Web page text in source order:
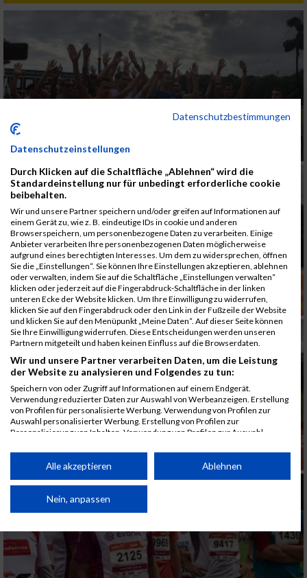
Datenschutzbestimmungen
Datenschutzeinstellungen
Durch Klicken auf die Schaltfläche „Ablehnen“ wird die
Standardeinstellung nur für unbedingt erforderliche cookie
beibehalten.
Wir und unsere Partner speichern und/oder greifen auf Informationen auf
einem Gerät zu, wie z. B. eindeutige IDs in cookie und anderen
Browserspeichern, um personenbezogene Daten zu verarbeiten. Einige
Anbieter verarbeiten Ihre personenbezogenen Daten möglicherweise
aufgrund eines berechtigten Interesses. Um dem zu widersprechen, öffnen
Sie die „Einstellungen“. Sie können Ihre Einstellungen akzeptieren, ablehnen
oder verwalten, indem Sie auf die Schaltfläche „Einstellungen verwalten“
klicken oder jederzeit auf die Fingerabdruck-Schaltfläche in der linken
unteren Ecke der Website klicken. Um Ihre Einwilligung zu widerrufen,
klicken Sie auf den Fingerabdruck oder den Link in der Fußzeile der Website
und klicken Sie auf den Menüpunkt „Meine Daten“. Auf dieser Seite können
Sie Ihre Einwilligung widerrufen. Diese Entscheidungen werden unseren
Partnern mitgeteilt und haben keinen Einfluss auf die Browserdaten.
Wir und unsere Partner verarbeiten Daten, um die Leistung
der Website zu analysieren und Folgendes zu tun:
Speichern von oder Zugriff auf Informationen auf einem Endgerät.
Verwendung reduzierter Daten zur Auswahl von Werbeanzeigen. Erstellung
von Profilen für personalisierte Werbung. Verwendung von Profilen zur
Auswahl personalisierter Werbung. Erstellung von Profilen zur
Personalisierung von Inhalten. Verwendung von Profilen zur Auswahl
Performance von Inhalten. Analyse von Zielgruppen durch Statistiken oder
Kombinationen von Daten aus verschiedenen Quellen. Entwicklung und
von Inhalten.
Daten können außerhalb der Europäischen Union weitergegeben und in die
Website/App.
Partnerliste anzeigen (1 IAB-Anbieter)
Alle akzeptieren Ablehnen
Nein, anpassen